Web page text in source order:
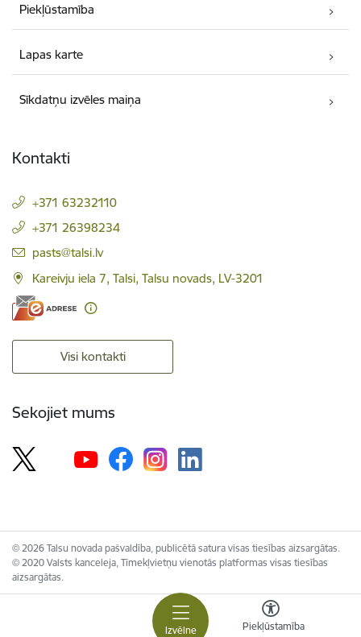
Izvēlne Piekļūstamība
Piekļūstamība
Lapas karte
Sīkdatņu izvēles maiņa
Kontakti
+371 63232110
+371 26398234
E-pasts:
pasts@talsi.lv
Kareivju iela 7, Talsi, Talsu novads, LV-3201
Visi kontakti
Sekojiet mums
© 2026 Talsu novada pašvaldība, publicētā satura visas tiesības aizsargātas.
© 2020 Valsts kanceleja, Tīmekļvietņu vienotās platformas visas tiesības
aizsargātas.